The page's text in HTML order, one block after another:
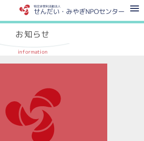
特定非営利活動法人
せんだい・みやぎNPOセンター
お知らせ
information